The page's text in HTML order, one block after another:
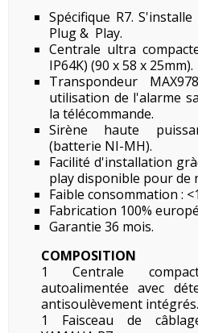
Spécifique R7.
Plug & Play.
Centrale ultra
IP64K) (90 x 58 x 25mm).
Transpondeur
utilisation de l'alarme
la télécommande.
Sirène haute
(batterie NI-MH).
Facilité d'installation
play disponible pour de
Faible consommation :
Fabrication 100%
Garantie 36 mois.
COMPOSITION
1 Centrale
autoalimentée avec
antisoulèvement intégrés.
1 Faisceau de